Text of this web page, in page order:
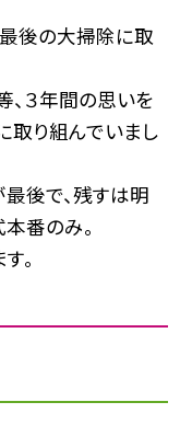
後の大掃除に取
、３年間の思いを
取り組んでいまし
後で、残すは明
番のみ。
。